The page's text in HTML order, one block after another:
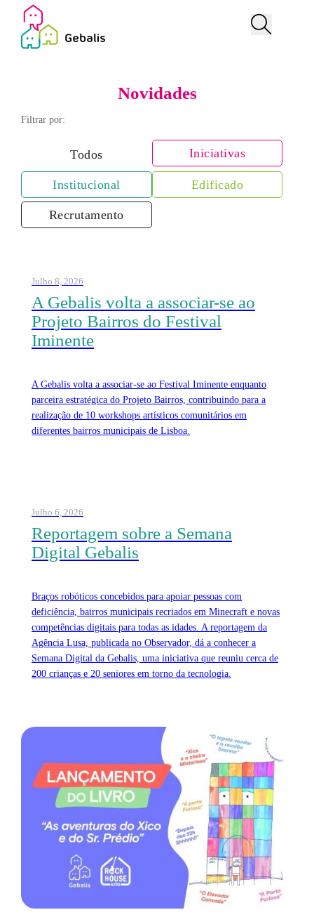
Novidades
Filtrar por:
Todos Iniciativas
Institucional Edificado
Recrutamento
Julho 8, 2026
A Gebalis volta a associar-se ao
Projeto Bairros do Festival
Iminente
A Gebalis volta a associar-se ao Festival Iminente enquanto
parceira estratégica do Projeto Bairros, contribuindo para a
realização de 10 workshops artísticos comunitários em
diferentes bairros municipais de Lisboa.
Julho 6, 2026
Reportagem sobre a Semana
Digital Gebalis
Braços robóticos concebidos para apoiar pessoas com
deficiência, bairros municipais recriados em Minecraft e novas
competências digitais para todas as idades. A reportagem da
Agência Lusa, publicada no Observador, dá a conhecer a
Semana Digital da Gebalis, uma iniciativa que reuniu cerca de
200 crianças e 20 seniores em torno da tecnologia.